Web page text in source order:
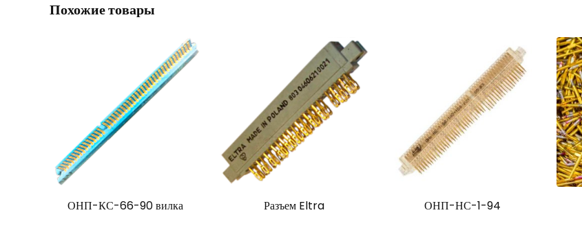
Похожие товары
ОНП-КС-66-90 вилка Разъем Eltra ОНП-НС-1-94